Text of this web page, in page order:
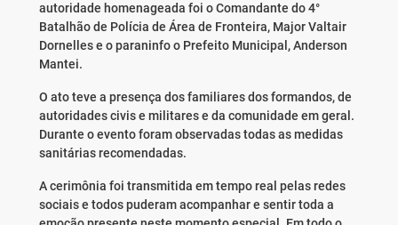
autoridade homenageada foi o Comandante do 4°
Batalhão de Polícia de Área de Fronteira, Major Valtair
Dornelles e o paraninfo o Prefeito Municipal, Anderson
Mantei.
O ato teve a presença dos familiares dos formandos, de
autoridades civis e militares e da comunidade em geral.
Durante o evento foram observadas todas as medidas
sanitárias recomendadas.
A cerimônia foi transmitida em tempo real pelas redes
sociais e todos puderam acompanhar e sentir toda a